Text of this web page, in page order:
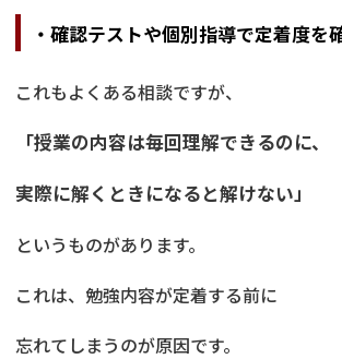
・確認テストや個別指導で定着度を
これもよくある相談ですが、
「授業の内容は毎回理解できるのに、
実際に解くときになると解けない」
というものがあります。
これは、勉強内容が定着する前に
忘れてしまうのが原因です。